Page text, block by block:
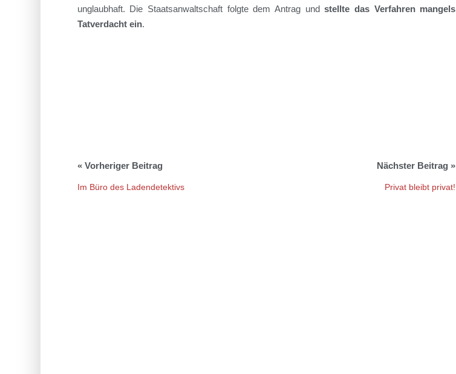
unglaubhaft. Die Staatsanwaltschaft folgte dem Antrag undstellte das Verfahren mangels
Tatverdacht ein.
Im Büro des Ladendetektivs Privat bleibt privat!